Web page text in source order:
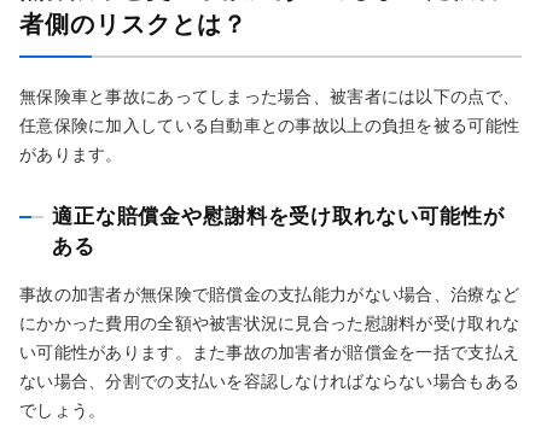
者側のリスクとは？
無保険車と事故にあってしまった場合、被害者には以下の点で、
任意保険に加入している自動車との事故以上の負担を被る可能性
があります。
適正な賠償金や慰謝料を受け取れない可能性が
ある
事故の加害者が無保険で賠償金の支払能力がない場合、治療など
にかかった費用の全額や被害状況に見合った慰謝料が受け取れな
い可能性があります。また事故の加害者が賠償金を一括で支払え
ない場合、分割での支払いを容認しなければならない場合もある
でしょう。